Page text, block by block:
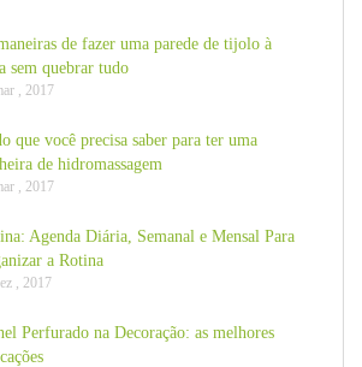
de fazer uma parede de tijolo à
sem quebrar tudo
, 2017
que você precisa saber para ter uma
de hidromassagem
, 2017
Agenda Diária, Semanal e Mensal Para
a Rotina
, 2017
Perfurado na Decoração: as melhores